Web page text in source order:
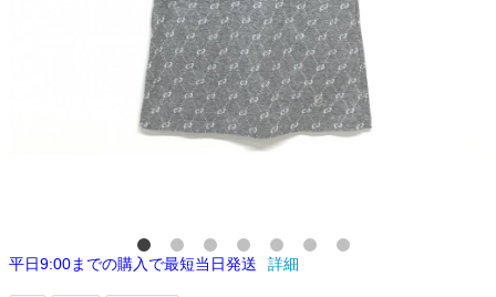
平日9:00までの購入で最短当日発送 詳細